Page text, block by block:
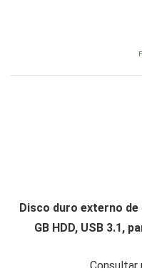
Disco duro externo
GB HDD, USB 3.1,